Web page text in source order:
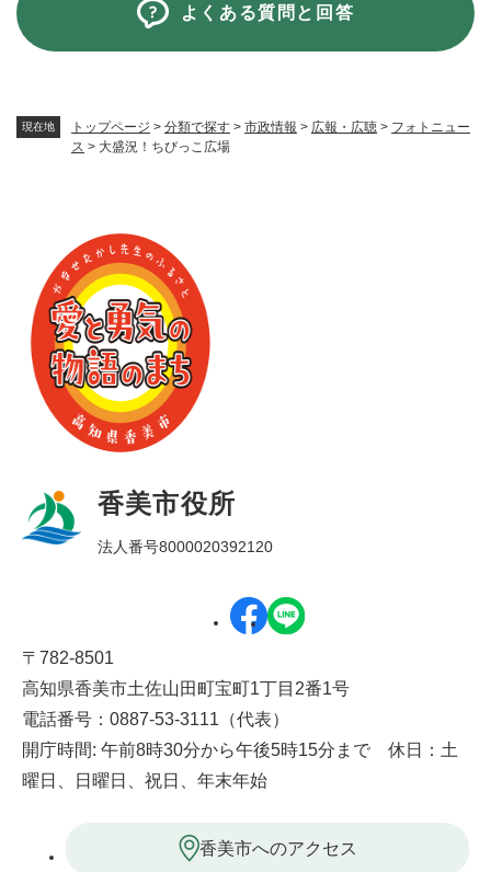
現在地 トップページ > 分類で探す > 市政情報 > 広報・広聴 > フォトニュー
ス > 大盛況！ちびっこ広場
よくある質問と回答
香美市役所
法人番号8000020392120
〒782-8501
高知県香美市土佐山田町宝町1丁目2番1号
電話番号：0887-53-3111（代表）
開庁時間: 午前8時30分から午後5時15分まで 休日：土
曜日、日曜日、祝日、年末年始
香美市へのアクセス